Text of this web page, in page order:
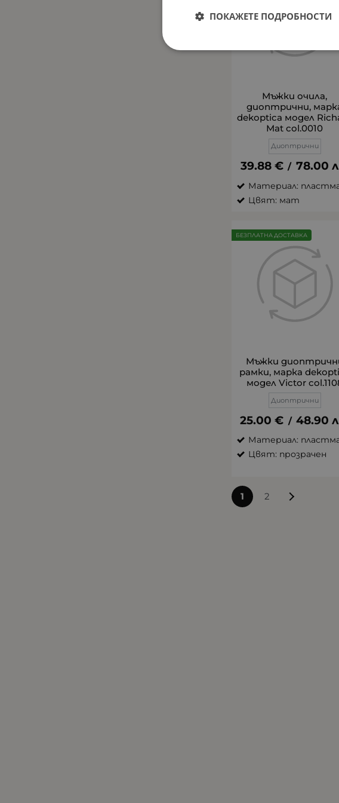
Мъжки очила,
диоптрични,
dekoptica модел
Mat col.0010
Диоптрични
39.88 € / 78.00
Материал:
Цвят: мат
Мъжки
рамки, марка
модел Victor
Диоптрични
25.00 € / 48.90
Материал:
Цвят: прозрачен
БЕЗПЛАТНА ДОСТАВКА
1 2
ПОКАЖЕТЕ ПОДРОБНОСТИ